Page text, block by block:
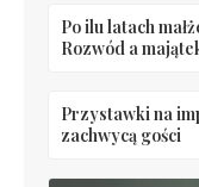
Po ilu latach
Rozwód a
Przystawki na
zachwycą gości